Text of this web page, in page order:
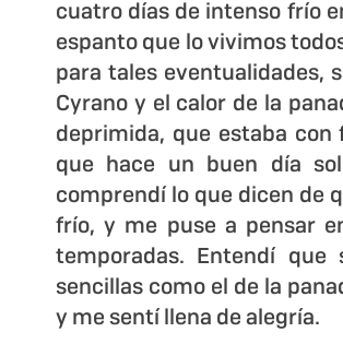
cuatro días de intenso frío
espanto que lo vivimos
para tales eventualidades,
Cyrano y el calor de la
deprimida, que estaba con
que hace un buen día
comprendí lo que dicen de
frío, y me puse a pensar
temporadas. Entendí
sencillas como el de la
y me sentí llena de alegría.